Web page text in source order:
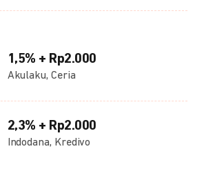
1,5% + Rp2.000
Akulaku, Ceria
2,3% + Rp2.000
Indodana, Kredivo